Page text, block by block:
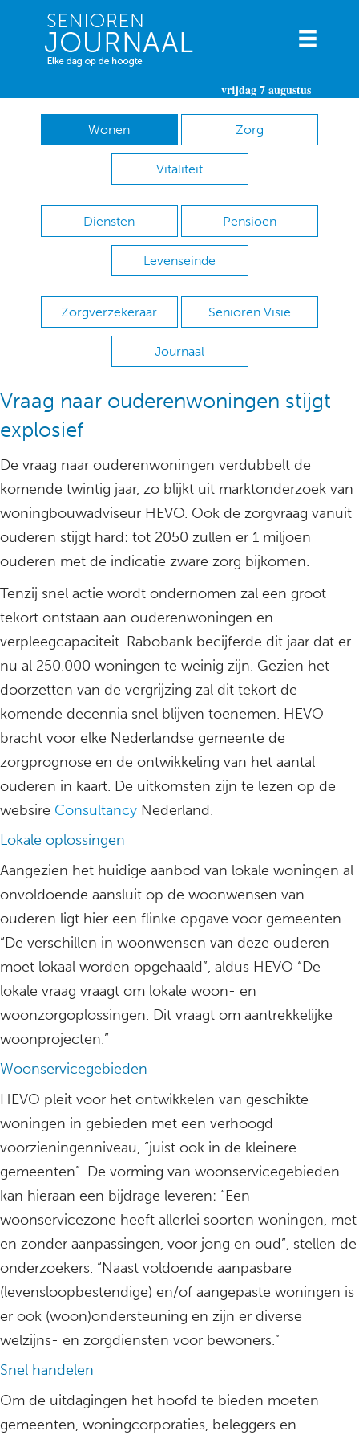
vrijdag 7 augustus
Wonen Zorg
Vitaliteit
Diensten Pensioen
Levenseinde
Zorgverzekeraar Senioren Visie
Journaal
Vraag naar ouderenwoningen stijgt
explosief
De vraag naar ouderenwoningen verdubbelt de
komende twintig jaar, zo blijkt uit marktonderzoek van
woningbouwadviseur HEVO. Ook de zorgvraag vanuit
ouderen stijgt hard: tot 2050 zullen er 1 miljoen
ouderen met de indicatie zware zorg bijkomen.
Tenzij snel actie wordt ondernomen zal een groot
tekort ontstaan aan ouderenwoningen en
verpleegcapaciteit. Rabobank becijferde dit jaar dat er
nu al 250.000 woningen te weinig zijn. Gezien het
doorzetten van de vergrijzing zal dit tekort de
komende decennia snel blijven toenemen. HEVO
bracht voor elke Nederlandse gemeente de
zorgprognose en de ontwikkeling van het aantal
ouderen in kaart. De uitkomsten zijn te lezen op de
websire Consultancy Nederland.
Lokale oplossingen
Aangezien het huidige aanbod van lokale woningen al
onvoldoende aansluit op de woonwensen van
ouderen ligt hier een flinke opgave voor gemeenten.
“De verschillen in woonwensen van deze ouderen
moet lokaal worden opgehaald”, aldus HEVO “De
lokale vraag vraagt om lokale woon- en
woonzorgoplossingen. Dit vraagt om aantrekkelijke
woonprojecten.”
Woonservicegebieden
HEVO pleit voor het ontwikkelen van geschikte
woningen in gebieden met een verhoogd
voorzieningenniveau, “juist ook in de kleinere
gemeenten”. De vorming van woonservicegebieden
kan hieraan een bijdrage leveren: “Een
woonservicezone heeft allerlei soorten woningen, met
en zonder aanpassingen, voor jong en oud”, stellen de
onderzoekers. “Naast voldoende aanpasbare
(levensloopbestendige) en/of aangepaste woningen is
er ook (woon)ondersteuning en zijn er diverse
welzijns- en zorgdiensten voor bewoners.”
Snel handelen
Om de uitdagingen het hoofd te bieden moeten
gemeenten, woningcorporaties, beleggers en